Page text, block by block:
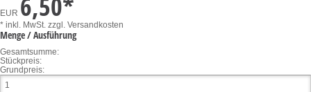
EUR
* inkl. MwSt. zzgl. Versandkosten
Menge / Ausführung
Gesamtsumme:
Stückpreis:
Grundpreis: